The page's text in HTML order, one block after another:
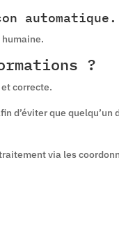
automatique.
?
correcte.
que quelqu’un
via les